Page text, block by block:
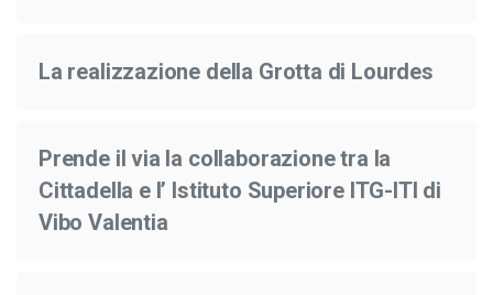
La realizzazione della Grotta di Lourdes
Prende il via la collaborazione tra la
Cittadella e l’ Istituto Superiore ITG-ITI di
Vibo Valentia